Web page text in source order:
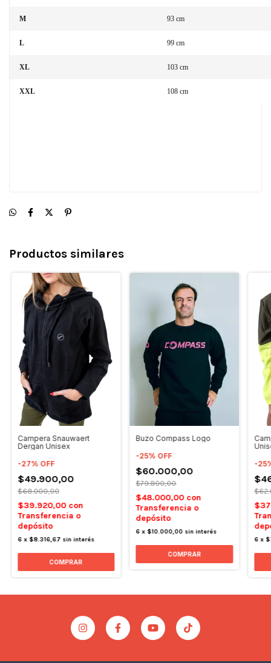
M 93 cm
L 99 cm
XL 103 cm
XXL 108 cm
Productos similares
Campera Snauwaert
Dergan Unisex
-27% OFF
$49.900,00
$68.000,00
$39.920,00 con
Transferencia o
depósito
6 x $8.316,67 sin interés
COMPRAR
Buzo Compass Logo
-25% OFF
$60.000,00
$79.800,00
$48.000,00 con
Transferencia o
depósito
6 x$10.000,00 sin interés
COMPRAR
-25
6 x